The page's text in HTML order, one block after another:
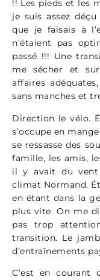
!! Les pieds et les
je suis assez
que je faisais à
n’étaient pas
passé !!! Une
me sécher et
affaires
sans manches et
Direction le vélo.
s’occupe en
se ressasse des
famille, les amis,
il y avait du vent
climat Normand.
en étant dans la
plus vite. On me
pas trop
transition. Le
d’entraînements
C’est en